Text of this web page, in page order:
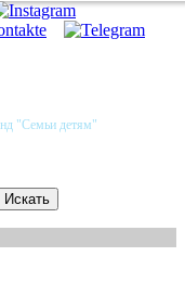
"Семьи детям"